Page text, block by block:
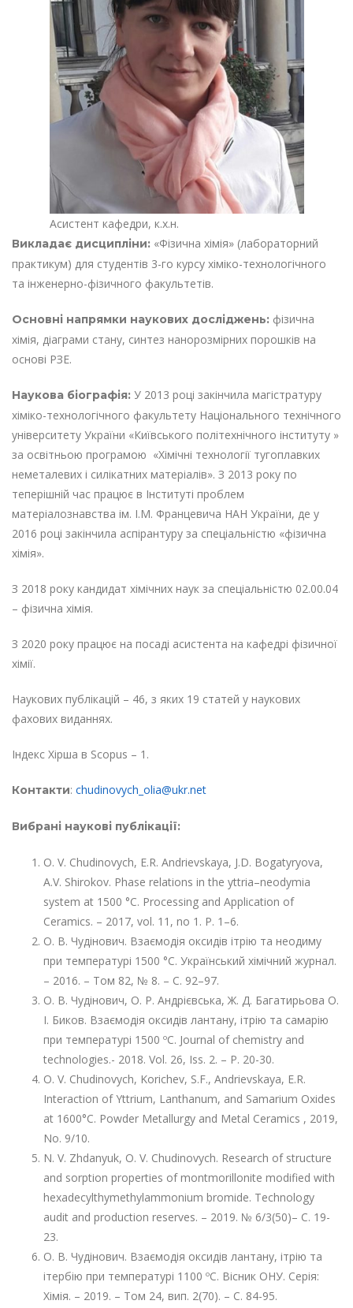
Асистент кафедри, к.х.н.
Викладає дисципліни: «Фізична хімія» (лабораторний
практикум) для студентів 3-го курсу хіміко-технологічного
та інженерно-фізичного факультетів.
Основні напрямки наукових досліджень: фізична
хімія, діаграми стану, синтез нанорозмірних порошків на
основі РЗЕ.
Наукова біографія: У 2013 році закінчила магістратуру
хіміко-технологічного факультету Національного технічного
університету України «Київського політехнічного інституту »
за освітньою програмою «Хімічні технології тугоплавких
неметалевих і силікатних матеріалів». З 2013 року по
теперішній час працює в Інституті проблем
матеріалознавства ім. І.М. Францевича НАН України, де у
2016 році закінчила аспірантуру за спеціальністю «фізична
хімія».
З 2018 року кандидат хімічних наук за спеціальністю 02.00.04
– фізична хімія.
З 2020 року працює на посаді асистента на кафедрі фізичної
хімії.
Наукових публікацій – 46, з яких 19 статей у наукових
фахових виданнях.
Індекс Хірша в Scopus – 1.
Контакти: chudinovych_olia@ukr.net
Вибрані наукові публікації:
O. V. Chudinovych, E.R. Andrievskaya, J.D. Bogatyryova,
A.V. Shirokov. Phase relations in the yttria–neodymia
system at 1500 °С. Processing and Application of
Ceramics. – 2017, vol. 11, no 1. Р. 1–6.
О. В. Чудінович. Взаємодія оксидів ітрію та неодиму
при температурі 1500 °С. Український хімічний журнал.
– 2016. – Том 82, № 8. – С. 92–97.
О. В. Чудінович, О. Р. Андрієвська, Ж. Д. Багатирьова О.
І. Биков. Взаємодія оксидів лантану, ітрію та самарію
при температурі 1500 ºC. Journal of chemistry and
technologies.- 2018. Vol. 26, Iss. 2. – P. 20-30.
O. V. Chudinovych, Korichev, S.F., Andrievskaya, E.R.
Interaction of Yttrium, Lanthanum, and Samarium Oxides
at 1600°C. Powder Metallurgy and Metal Ceramics , 2019,
No. 9/10.
N. V. Zhdanyuk, O. V. Chudinovych. Research of structure
and sorption properties of montmorillonite modified with
hexadecylthymethylammonium bromide. Technology
audit and production reserves. – 2019. № 6/3(50)– С. 19-
23.
О. В. Чудінович. Взаємодія оксидів лантану, ітрію та
ітербію при температурі 1100 ºС. Вісник ОНУ. Серія:
Хімія. – 2019. – Том 24, вип. 2(70). – С. 84-95.